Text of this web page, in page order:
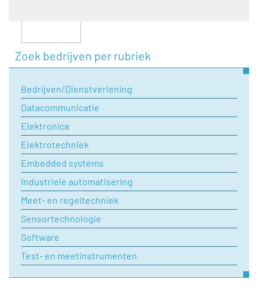
Zoek bedrijven per rubriek
Bedrijven/Dienstverlening
Datacommunicatie
Elektronica
Elektrotechniek
Embedded systems
Industriele automatisering
Meet- en regeltechniek
Sensortechnologie
Software
Test- en meetinstrumenten